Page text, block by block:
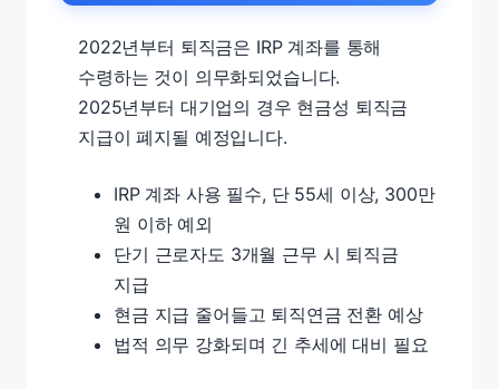
2022년부터 퇴직금은 IRP 계좌를 통해
수령하는 것이 의무화되었습니다.
2025년부터 대기업의 경우 현금성 퇴직금
지급이 폐지될 예정입니다.
IRP 계좌 사용 필수, 단 55세 이상, 300만
원 이하 예외
단기 근로자도 3개월 근무 시 퇴직금
지급
현금 지급 줄어들고 퇴직연금 전환 예상
법적 의무 강화되며 긴 추세에 대비 필요